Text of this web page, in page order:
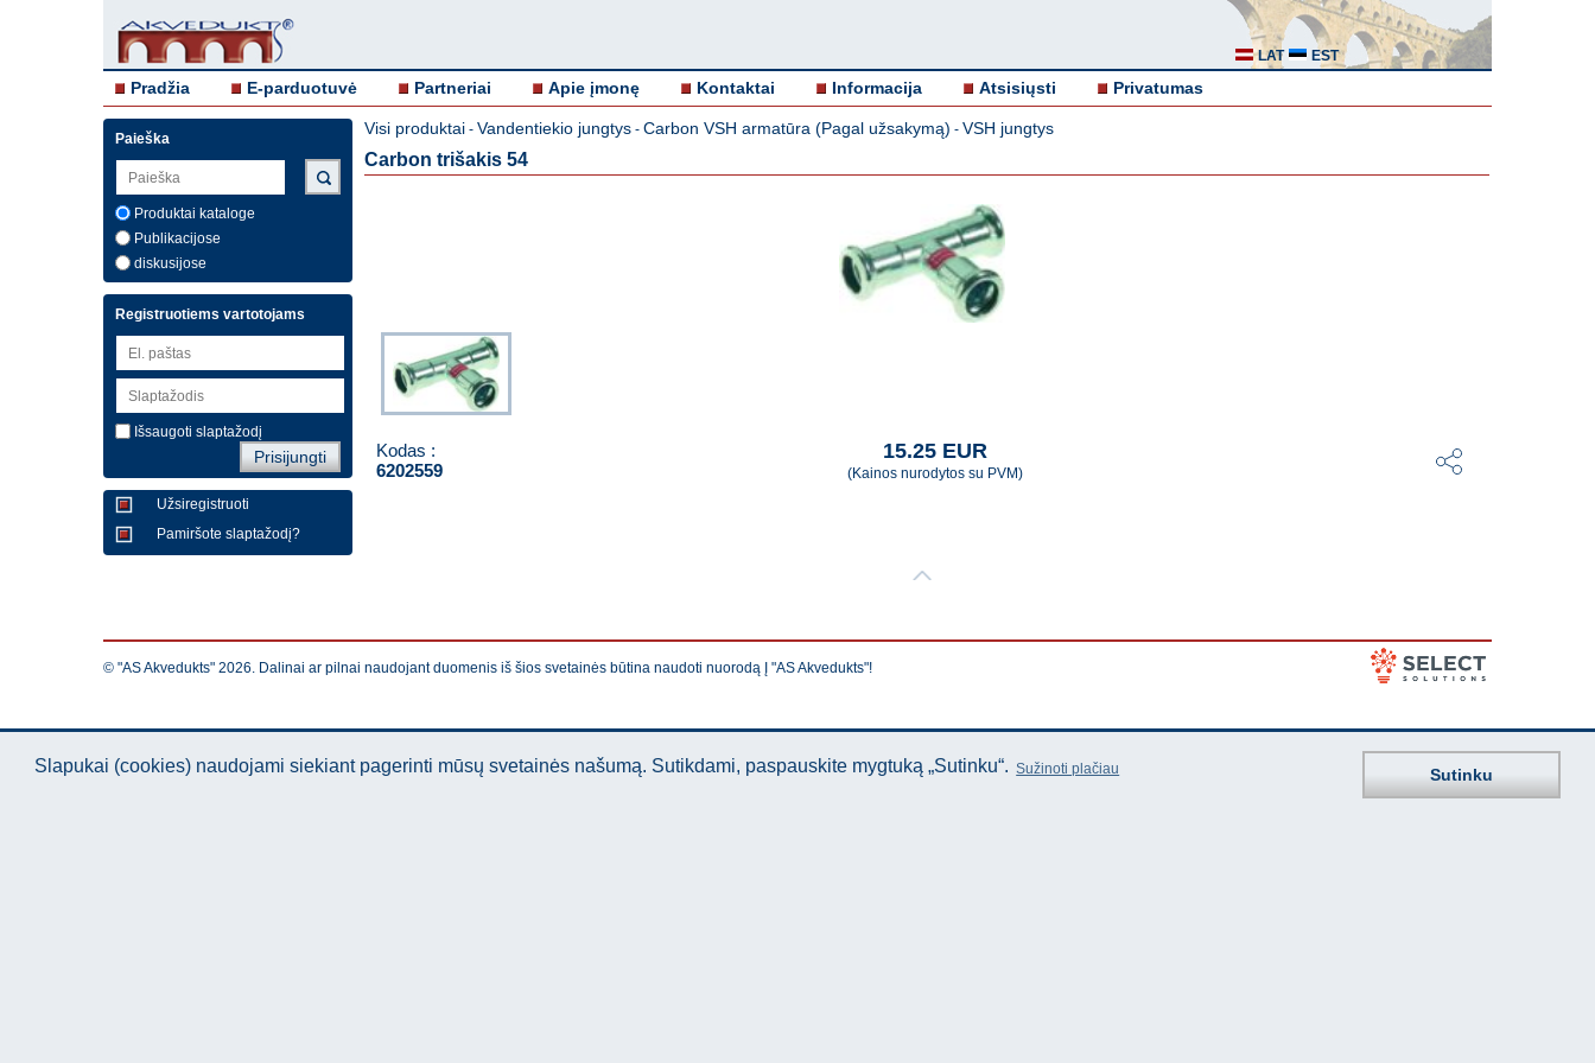
LAT EST
Pradžia E-parduotuvė Partneriai Apie įmonę Kontaktai Informacija Atsisiųsti Privatumas
Paieška
Produktai kataloge
Publikacijose
diskusijose
Registruotiems vartotojams
Išsaugoti slaptažodį
Užsiregistruoti
Pamiršote slaptažodį?
Visi produktai - Vandentiekio jungtys - Carbon VSH armatūra (Pagal užsakymą) - VSH jungtys
Carbon trišakis 54
Kodas :
6202559
15.25 EUR
(Kainos nurodytos su PVM)
© "AS Akvedukts" 2026. Dalinai ar pilnai naudojant duomenis iš šios svetainės būtina naudoti nuorodą Į "AS Akvedukts"!
Slapukai (cookies) naudojami siekiant pagerinti mūsų svetainės našumą. Sutikdami, paspauskite mygtuką „Sutinku“. Sužinoti plačiau Sutinku